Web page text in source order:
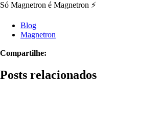
Só Magnetron é Magnetron ⚡
Blog
Magnetron
Compartilhe:
Posts relacionados